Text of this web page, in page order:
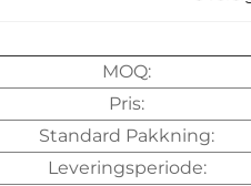
MOQ:
Pris:
Standard Pakkning:
Leveringsperiode: